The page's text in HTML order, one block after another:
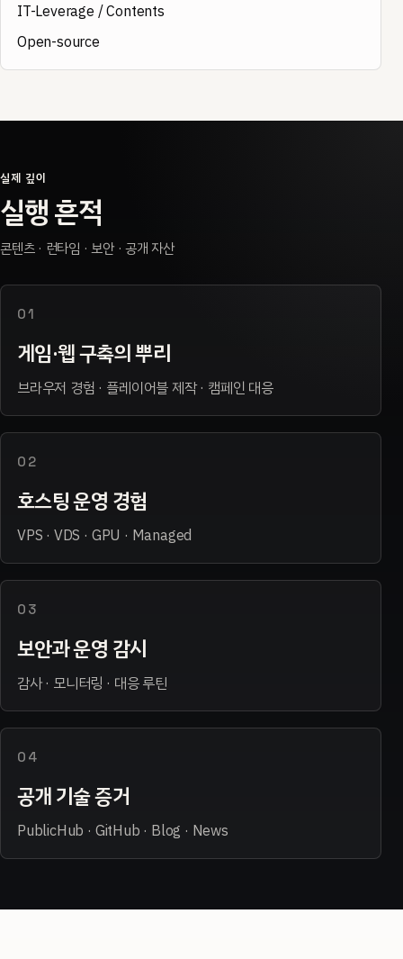
IT-Leverage / Contents
Open-source
실제 깊이
실행 흔적
콘텐츠 · 런타임 · 보안 · 공개 자산
01
게임·웹 구축의 뿌리
브라우저 경험 · 플레이어블 제작 · 캠페인 대응
02
호스팅 운영 경험
VPS · VDS · GPU · Managed
03
보안과 운영 감시
감사 · 모니터링 · 대응 루틴
04
공개 기술 증거
PublicHub · GitHub · Blog · News